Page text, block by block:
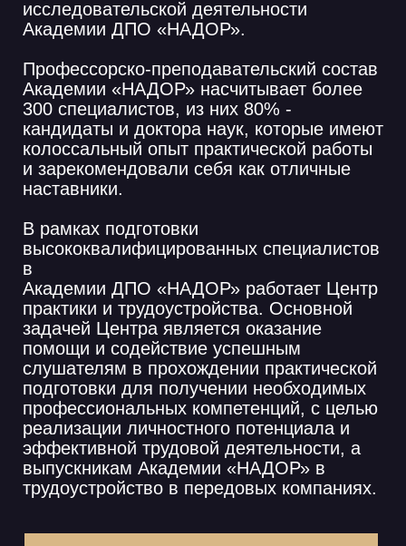
Торжественное открытие
Академии ДПО «НАДОР»
в Торгово-промышленной
палате Российской
Федерации